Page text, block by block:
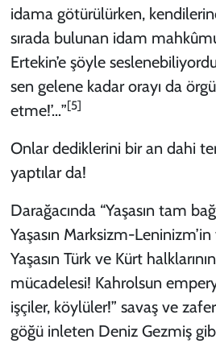
idama götürülürken,
sırada bulunan idam
Ertekin’e şöyle
sen gelene kadar orayı da
etme!’…”[5]
Onlar dediklerini bir an dahi
yaptılar da!
Darağacında “Yaşasın tam
Yaşasın Marksizm-
Yaşasın Türk ve Kürt
mücadelesi! Kahrolsun
işçiler, köylüler!” savaş ve zafer
göğü inleten Deniz Gezmiş